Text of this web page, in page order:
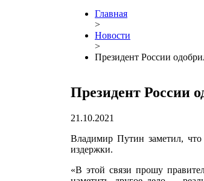
Главная
>
Новости
>
Президент России
Президент России
21.10.2021
Владимир Путин заметил,
издержки.
«В этой связи прошу